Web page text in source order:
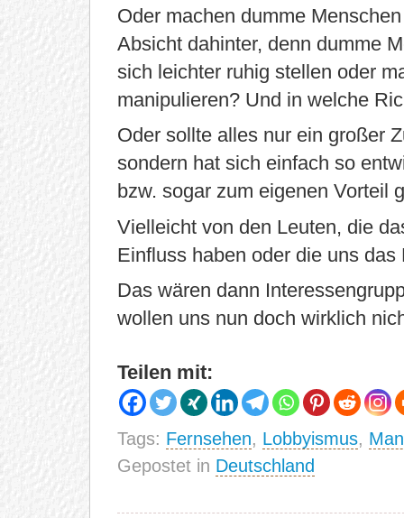
Oder machen dumme
Absicht dahinter, denn dumme
sich leichter ruhig stellen oder
manipulieren? Und in welche
Oder sollte alles nur ein großer
sondern hat sich einfach so
bzw. sogar zum eigenen Vorteil
Vielleicht von den Leuten, die
Einfluss haben oder die uns das
Das wären dann
wollen uns nun doch wirklich
Teilen mit:
Tags: Fernsehen, Lobbyismus,
Gepostet in Deutschland